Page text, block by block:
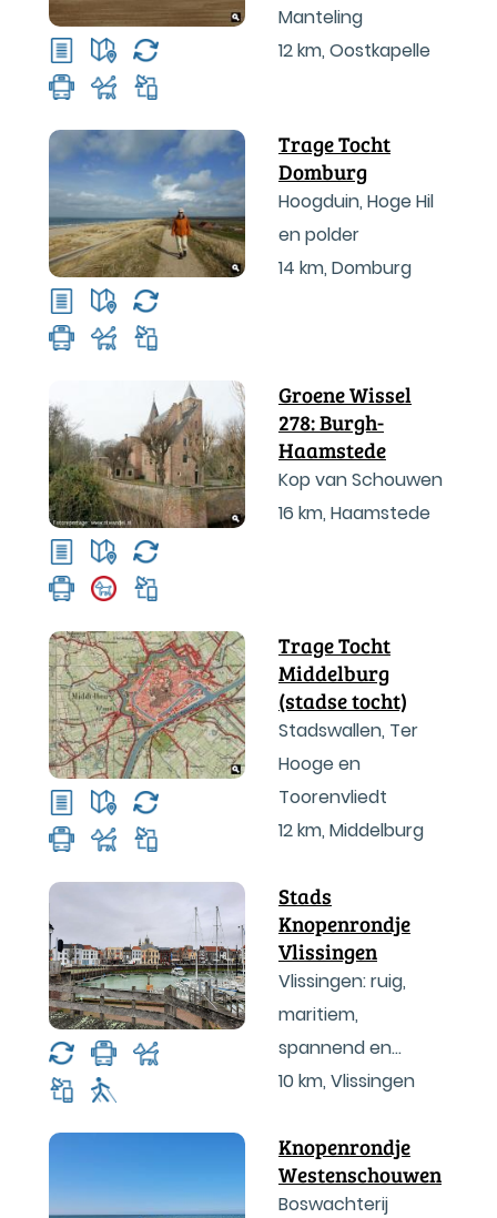
Manteling
12 km, Oostkapelle
Trage Tocht
Domburg
Hoogduin, Hoge Hil
en polder
14 km, Domburg
Groene Wissel
278: Burgh-
Haamstede
Kop van Schouwen
16 km, Haamstede
Trage Tocht
Middelburg
(stadse tocht)
Stadswallen, Ter
Hooge en
Toorenvliedt
12 km, Middelburg
Stads
Knopenrondje
Vlissingen
Vlissingen: ruig,
maritiem,
spannend en
fascinerend!
10 km, Vlissingen
Knopenrondje
Westenschouwen
Boswachterij